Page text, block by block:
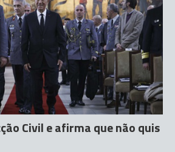
Civil e afirma que não quis